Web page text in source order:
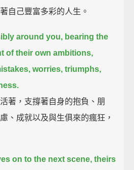
自己豐富多彩的人生。
around you, bearing the
of their own ambitions,
worries, triumphs,
著，支撐著自身的抱負、朋
、成就以及與生俱來的瘋狂，
on to the next scene, theirs